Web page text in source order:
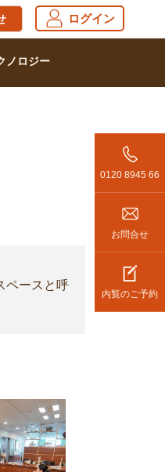
ログイン
ノロジー
0120 8945 66
お問合せ
内覧のご予約
ペースと呼